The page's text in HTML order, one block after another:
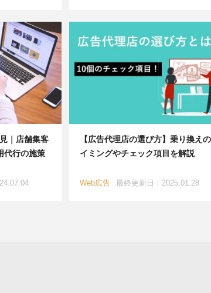
｜店舗集客
代行の施策
【広告代理店の選び方】乗り換え
イミングやチェック項目を解説
Web広告 最終更新日：2025.01.28